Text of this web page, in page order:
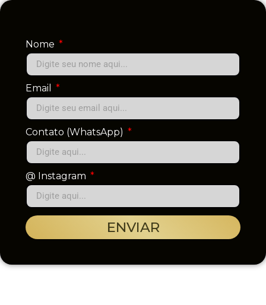
Nome
Email
Contato (WhatsApp)
@ Instagram
ENVIAR